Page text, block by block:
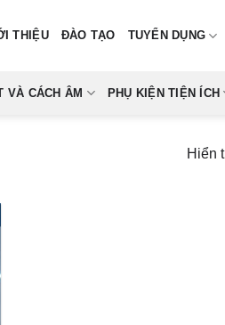
THIỆU ĐÀO TẠO TUYỂN DỤNG
VÀ CÁCH ÂM PHỤ KIỆN TIỆN ÍCH
Hiển